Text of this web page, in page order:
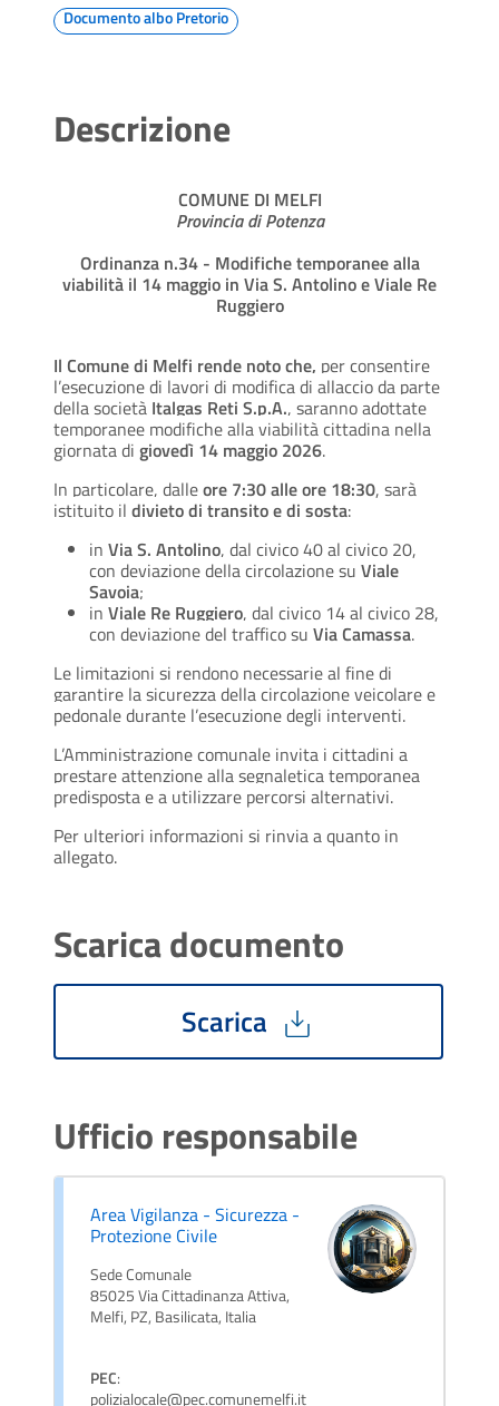
Documento albo Pretorio
Descrizione
COMUNE DI MELFI
Provincia di Potenza
Ordinanza n.34 - Modifiche temporanee alla
viabilità il 14 maggio in Via S. Antolino e Viale Re
Ruggiero
Il Comune di Melfi rende noto che, per consentire
l’esecuzione di lavori di modifica di allaccio da parte
della società Italgas Reti S.p.A., saranno adottate
temporanee modifiche alla viabilità cittadina nella
giornata di giovedì 14 maggio 2026.
In particolare, dalleore 7:30 alle ore 18:30, sarà
istituito il divieto di transito e di sosta:
in Via S. Antolino, dal civico 40 al civico 20,
con deviazione della circolazione su Viale
Savoia;
in Viale Re Ruggiero, dal civico 14 al civico 28,
con deviazione del traffico su Via Camassa.
Le limitazioni si rendono necessarie al fine di
garantire la sicurezza della circolazione veicolare e
pedonale durante l’esecuzione degli interventi.
L’Amministrazione comunale invita i cittadini a
prestare attenzione alla segnaletica temporanea
predisposta e a utilizzare percorsi alternativi.
Per ulteriori informazioni si rinvia a quanto in
allegato.
Scarica documento
Scarica
Ufficio responsabile
Area Vigilanza - Sicurezza -
Protezione Civile
Sede Comunale
85025 Via Cittadinanza Attiva,
Melfi, PZ, Basilicata, Italia
PEC:
polizialocale@pec.comunemelfi.it